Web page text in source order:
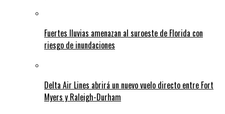
Fuertes lluvias amenazan al suroeste de Florida con
riesgo de inundaciones
Delta Air Lines abrirá un nuevo vuelo directo entre Fort
Myers y Raleigh-Durham